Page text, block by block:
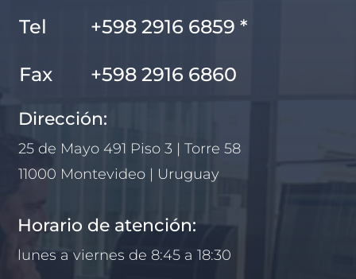
Tel +598 2916 6859 *
Fax +598 2916 6860
Dirección:
25 de Mayo 491 Piso 3 | Torre 58
11000 Montevideo | Uruguay
Horario de atención:
lunes a viernes de 8:45 a 18:30